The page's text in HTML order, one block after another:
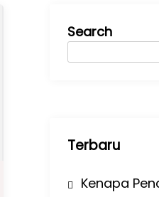
Search
Terbaru
Kenapa